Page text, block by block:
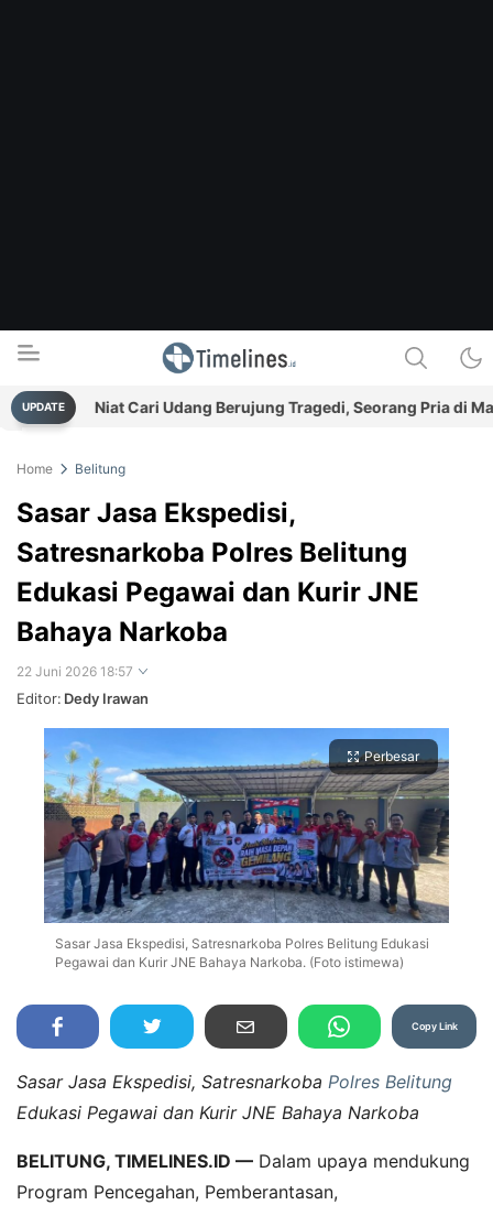
Timelines.id
Media Literasi, Sejarah & Budaya
UPDATENiat Cari Udang Berujung Tragedi, Seorang Pria di
Home Belitung
Sasar Jasa Ekspedisi,
Satresnarkoba Polres Belitung
Edukasi Pegawai dan Kurir JNE
Bahaya Narkoba
22 Juni 2026 18:57
Editor: Dedy Irawan
Perbesar
Sasar Jasa Ekspedisi, Satresnarkoba Polres Belitung Edukasi
Pegawai dan Kurir JNE Bahaya Narkoba. (Foto istimewa)
Copy Link
Sasar Jasa Ekspedisi, Satresnarkoba Polres Belitung
Edukasi Pegawai dan Kurir JNE Bahaya Narkoba
BELITUNG, TIMELINES.ID — Dalam upaya mendukung
Program Pencegahan, Pemberantasan,